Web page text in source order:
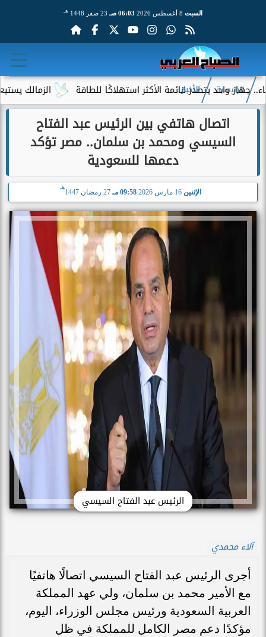
السبت 06:03 صـ 23 صفر 1448 هـ
الزمالك يستبعد 4 لاعبين شباب من حساباته في الموسم الجديد يتصدر قائمة الأكثر استهلاكًا للطاقة
الرئيسية الأخبار
اتصال هاتفي بين الرئيس عبد الفتاح
السيسي ومحمد بن سلمان.. مصر تؤكد
دعمها للسعودية
الإثنين 09:58 مـ 27 رمضان 1447
هـ
الرئيس عبد الفتاح السيسي
آلاء محمدي
أجرى الرئيس عبد الفتاح السيسي اتصالًا هاتفيًا
مع الأمير محمد بن سلمان، ولي عهد المملكة
العربية السعودية ورئيس مجلس الوزراء، اليوم،
مؤكدًا دعم مصر الكامل للمملكة في ظل